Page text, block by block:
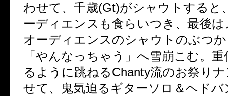
わせて、千歳(Gt)がシャウトすると
ーディエンスも食らいつき、最後
オーディエンスのシャウトのぶつ
「やんなっちゃう」へ雪崩こむ。
るように跳ねるChanty流のお祭り
せて、鬼気迫るギターソロ＆ヘド